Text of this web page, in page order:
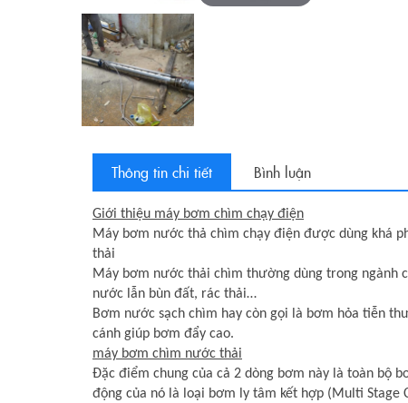
Thông tin chi tiết Bình luận
Giới thiệu máy bơm chìm chạy điện
Máy bơm nước thả chìm chạy điện được dùng khá
thải
Máy bơm nước thải chìm thường dùng trong ngành
nước lẫn bùn đất, rác thải…
Bơm nước sạch chìm hay còn gọi là bơm hỏa tiễn
cánh giúp bơm đẩy cao.
máy bơm chìm nước thải
Đặc điểm chung của cả 2 dòng bơm này là toàn bộ
động của nó là loại bơm ly tâm kết hợp (Multi Stage